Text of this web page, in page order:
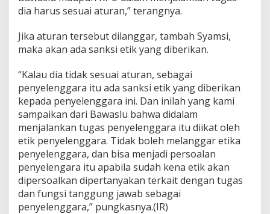
dia harus sesuai aturan,” terangnya.
Jika aturan tersebut dilanggar, tambah Syamsi,
maka akan ada sanksi etik yang diberikan.
“Kalau dia tidak sesuai aturan, sebagai
penyelenggara itu ada sanksi etik yang diberikan
kepada penyelenggara ini. Dan inilah yang kami
sampaikan dari Bawaslu bahwa didalam
menjalankan tugas penyelenggara itu diikat oleh
etik penyelenggara. Tidak boleh melanggar etika
penyelenggara, dan bisa menjadi persoalan
penyelengara itu apabila sudah kena etik akan
dipersoalkan dipertanyakan terkait dengan tugas
dan fungsi tanggung jawab sebagai
penyelenggara,” pungkasnya.(IR)